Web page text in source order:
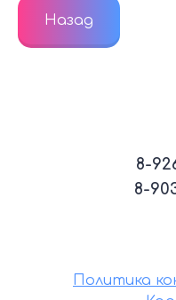
Назад
8-
8-
Политика